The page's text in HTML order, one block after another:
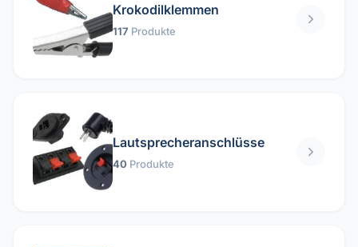
Krokodilklemmen
117 Produkte
Lautsprecheranschlüsse
40 Produkte